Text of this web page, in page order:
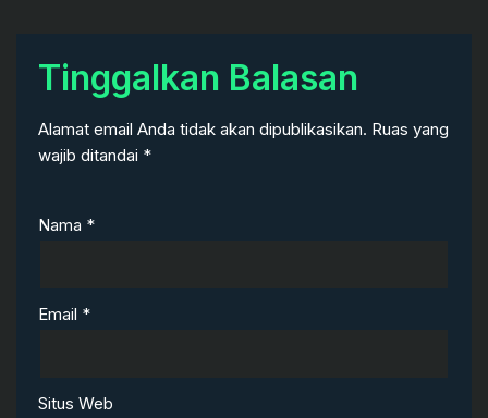
Tinggalkan Balasan
Alamat email Anda tidak akan dipublikasikan. Ruas yang
wajib ditandai *
Nama *
Email *
Situs Web